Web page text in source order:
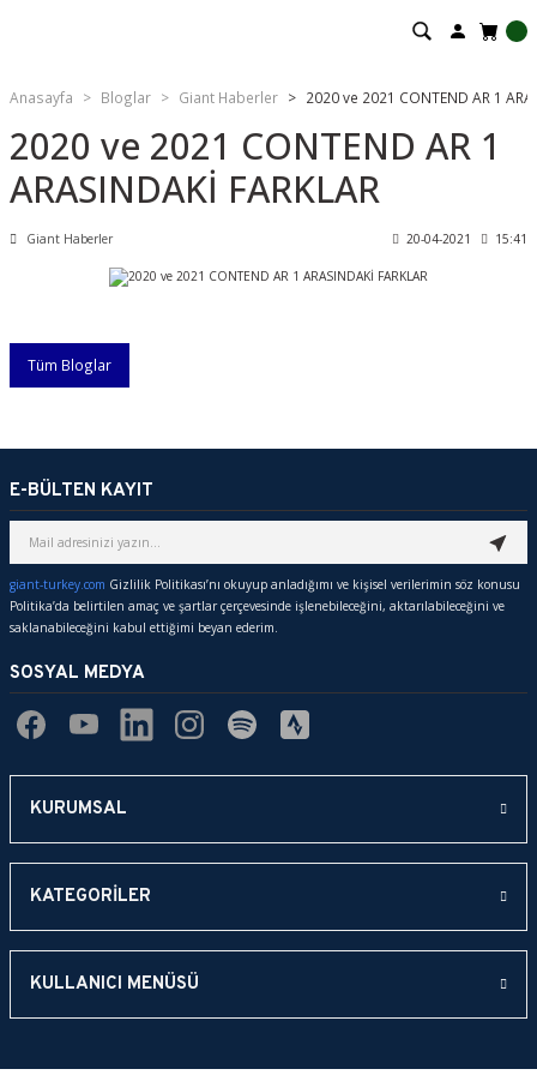
Anasayfa Bloglar Giant Haberler 2020 ve 2021 CONTEND AR 1
2020 ve 2021 CONTEND AR 1
ARASINDAKİ FARKLAR
Giant Haberler 20-04-2021 15:41
Tüm Bloglar
E-BÜLTEN KAYIT
giant-turkey.com Gizlilik Politikası’nı okuyup anladığımı ve kişisel verilerimin söz konusu
Politika’da belirtilen amaç ve şartlar çerçevesinde işlenebileceğini, aktarılabileceğini ve
saklanabileceğini kabul ettiğimi beyan ederim.
SOSYAL MEDYA
KURUMSAL
KATEGORİLER
KULLANICI MENÜSÜ